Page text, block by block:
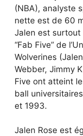
(NBA), analyste
nette est de 60
Jalen est surtout
“Fab Five” de
Wolverines
Webber, Jimmy
Five ont atteint
ball
et 1993.
Jalen Rose est